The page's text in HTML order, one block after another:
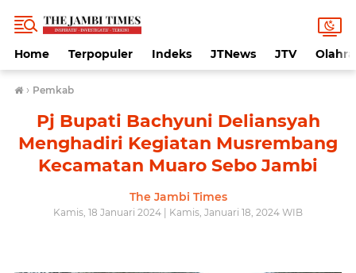
Home Terpopuler Indeks JTNews JTV
› Pemkab
Pj Bupati Bachyuni Deliansyah
Menghadiri Kegiatan Musrembang
Kecamatan Muaro Sebo Jambi
The Jambi Times
Kamis, 18 Januari 2024 | Kamis, Januari 18, 2024 WIB